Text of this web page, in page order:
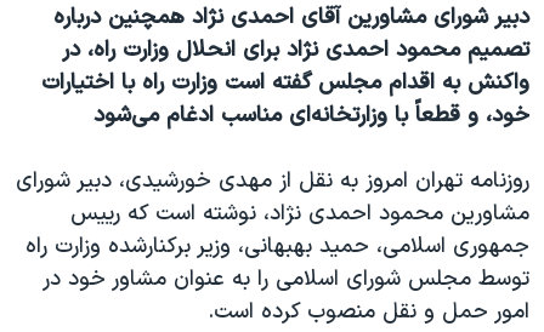
دادگاه حمید نوری
چهل سال گروگان‌گیری
قانون شفافیت دارائی کادر رهبری ایران
اسرائیل در جنگ
نرگس محمدی برنده جایزه نوبل صلح
همایش محافظه‌کاران آمریکا «سی‌پک»
دبیر شورای مشاورین آقای احمدی نژاد همچنین درباره
تصمیم محمود احمدی نژاد برای انحلال وزارت راه، در
واکنش به اقدام مجلس گفته است وزارت راه با اختیارات
خود، و قطعاً با وزارتخانه‌ای مناسب ادغام می‌شود
روزنامه تهران امروز به نقل از مهدی خورشیدی، دبیر شورای
مشاورین محمود احمدی نژاد، نوشته است که رییس
جمهوری اسلامی، حمید بهبهانی، وزیر برکنارشده وزارت راه
توسط مجلس شورای اسلامی را به عنوان مشاور خود در
امور حمل و نقل منصوب کرده است.